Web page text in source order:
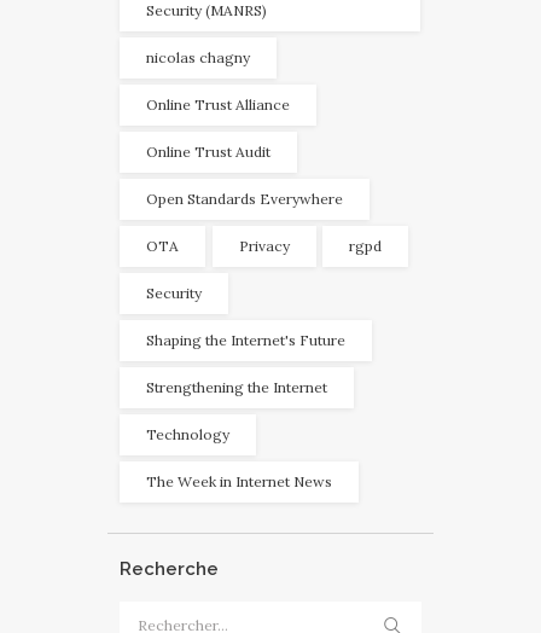
Security (MANRS)
nicolas chagny
Online Trust Alliance
Online Trust Audit
Open Standards Everywhere
OTA Privacy rgpd
Security
Shaping the Internet's Future
Strengthening the Internet
Technology
The Week in Internet News
Recherche